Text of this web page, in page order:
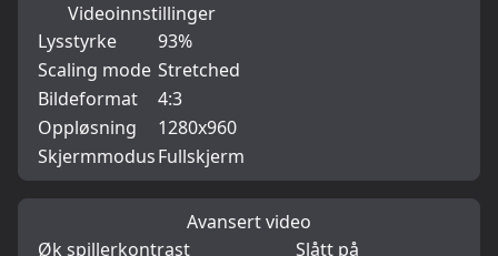
Videoinnstillinger
Lysstyrke
93%
Scaling mode Stretched
Bildeformat
4:3
Oppløsning
1280x960
SkjermmodusFullskjerm
Avansert video
Øk spillerkontrast
Slått på